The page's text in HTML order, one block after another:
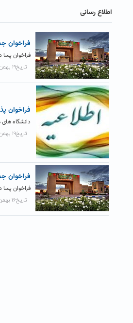
اطلاع رسانی
فراخوان
فراخوان پسا
تاریخ۱۹ بهمن ۱۴۰۱
فراخوان
دانشگاه
تاریخ۱۹ بهمن ۱۴۰۱
فراخوان
فراخوان پسا
تاریخ۱۶ بهمن ۱۴۰۱